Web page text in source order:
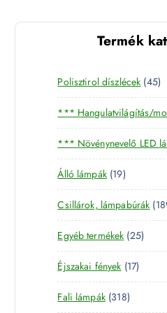
Termék
Polisztirol díszlécek 454
5
t
e
r
m
k
*** Hangulatvilágítás/
*** Növénynevelő LED
Álló lámpák 191
9
t
e
r
m
é
k
Csillárok, lámpabúrák
Egyéb termékek 252
5
e
Éjszakai fények 171
7
Fali lámpák 3183